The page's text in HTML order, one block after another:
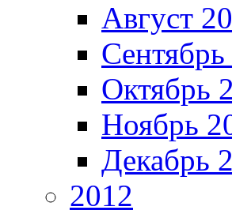
Август
Сентябрь
Октябрь
Ноябрь
Декабрь
2012